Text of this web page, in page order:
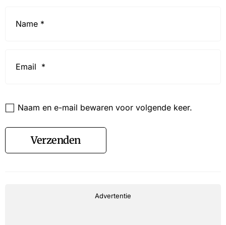
Naam en e-mail bewaren voor volgende keer.
Verzenden
Advertentie